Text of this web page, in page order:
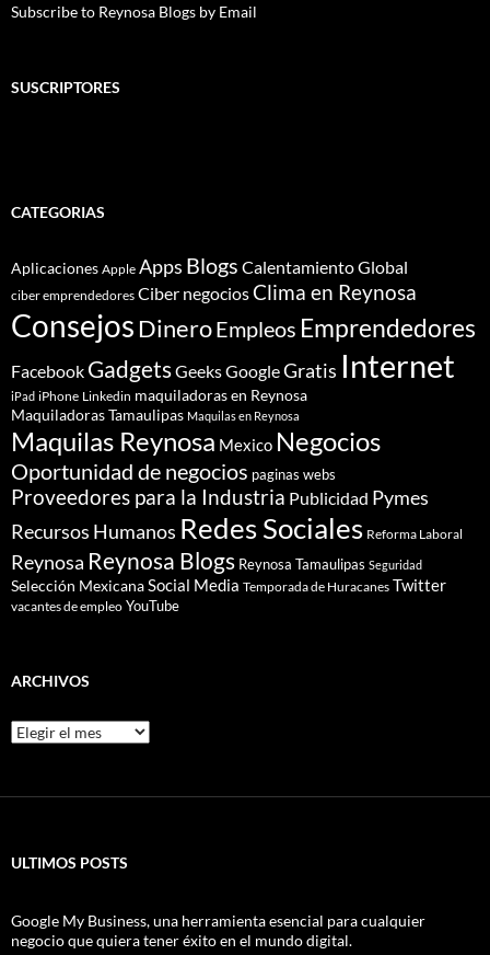
Subscribe to Reynosa Blogs by Email
SUSCRIPTORES
CATEGORIAS
Aplicaciones Apple Apps Blogs Calentamiento Global
ciber emprendedores Ciber negociosClima en Reynosa
ConsejosDineroEmpleos Emprendedores
Facebook GadgetsGeeksGoogleGratis Internet
iPad iPhone Linkedin maquiladoras en Reynosa
Maquiladoras Tamaulipas Maquilas en Reynosa
Maquilas Reynosa Mexico Negocios
Oportunidad de negocios paginas webs
Proveedores para la Industria Publicidad Pymes
Recursos Humanos Redes Sociales Reforma Laboral
Reynosa Reynosa Blogs Reynosa Tamaulipas Seguridad
Selección MexicanaSocial Media Temporada de Huracanes Twitter
vacantes de empleo YouTube
ARCHIVOS
Archivos
ULTIMOS POSTS
Google My Business, una herramienta esencial para cualquier
negocio que quiera tener éxito en el mundo digital.